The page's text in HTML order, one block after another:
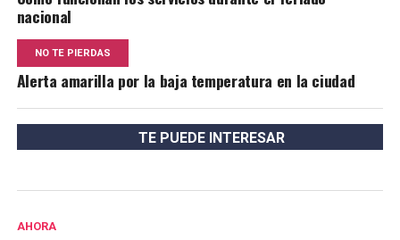
nacional
NO TE PIERDAS
Alerta amarilla por la baja temperatura en la ciudad
TE PUEDE INTERESAR
AHORA